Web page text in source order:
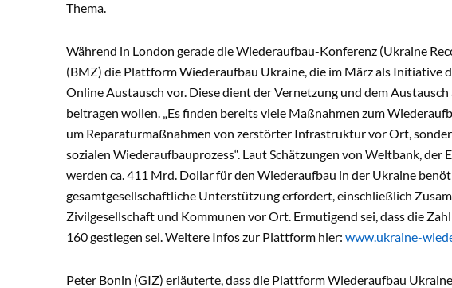
Thema.
Während in London gerade die Wiederaufbau-Konferenz (Ukraine
(BMZ) die Plattform Wiederaufbau Ukraine, die im März als Initiative
Online Austausch vor. Diese dient der Vernetzung und dem
beitragen wollen. „Es finden bereits viele Maßnahmen zum
um Reparaturmaßnahmen von zerstörter Infrastruktur vor Ort,
sozialen Wiederaufbauprozess“. Laut Schätzungen von Weltbank,
werden ca. 411 Mrd. Dollar für den Wiederaufbau in der Ukraine
gesamtgesellschaftliche Unterstützung erfordert, einschließlich
Zivilgesellschaft und Kommunen vor Ort. Ermutigend sei, dass die
160 gestiegen sei. Weitere Infos zur Plattform hier: www.ukraine-
Peter Bonin (GIZ) erläuterte, dass die Plattform Wiederaufbau